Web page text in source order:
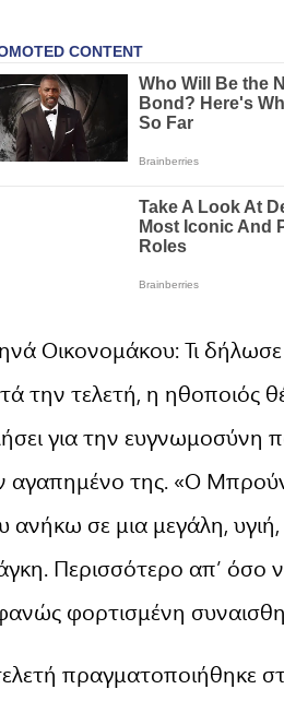
Οικονομάκου: Τι δήλωσε
την τελετή, η ηθοποιός
για την ευγνωμοσύνη
αγαπημένο της. «Ο
ανήκω σε μια μεγάλη,
Περισσότερο απ’ όσο
φορτισμένη
πραγματοποιήθηκε